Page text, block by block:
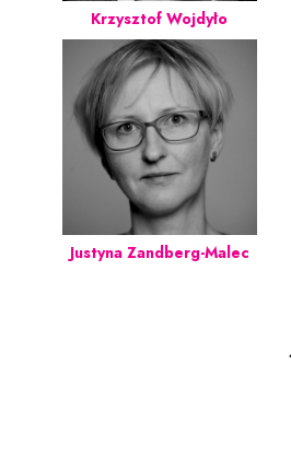
Krzysztof Wojdyło
Justyna Zandberg-Malec